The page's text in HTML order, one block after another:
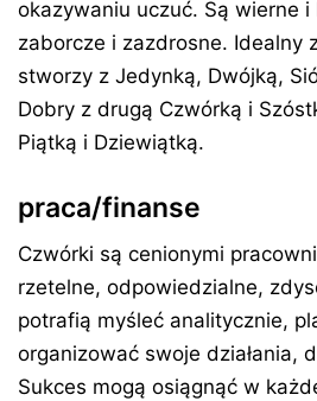
okazywaniu uczuć. Są wierne
zaborcze i zazdrosne. Idealny
stworzy z Jedynką, Dwójką,
Dobry z drugą Czwórką i
Piątką i Dziewiątką.
praca/finanse
Czwórki są cenionymi
rzetelne, odpowiedzialne,
potrafią myśleć analitycznie,
organizować swoje działania,
Sukces mogą osiągnąć w